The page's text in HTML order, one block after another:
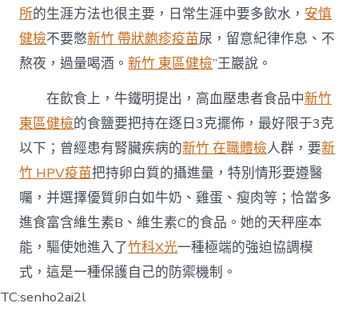
所的生涯方法也很主要，日常生涯中要多飲水， 安慎
健檢不要憋新竹 帶狀皰疹疫苗尿，留意紀律作息、不
熬夜，過量喝酒。新竹 東區健檢”王巖說。
在飲食上，牛鐵明提出，高血壓患者食品中新竹
東區健檢的食鹽要把持在逐日3克擺佈，最好限于3克
以下；曾經患有腎臟疾病的新竹 在職體檢人群，要新
竹 HPV疫苗把持卵白質的攝進量，特別情形要遵醫
囑，并選擇優質卵白如牛奶、雞蛋、瘦肉等；恰當多
進食富含維生素B、維生素C的食品。她的天秤座本
能，驅使她進入了竹科X光一種極端的強迫協調模
式，這是一種保護自己的防禦機制。
TC:senho2ai2l